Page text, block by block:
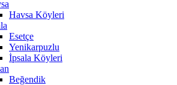
Havsa Köyleri
Esetçe
Yenikarpuzlu
İpsala Köyleri
Beğendik